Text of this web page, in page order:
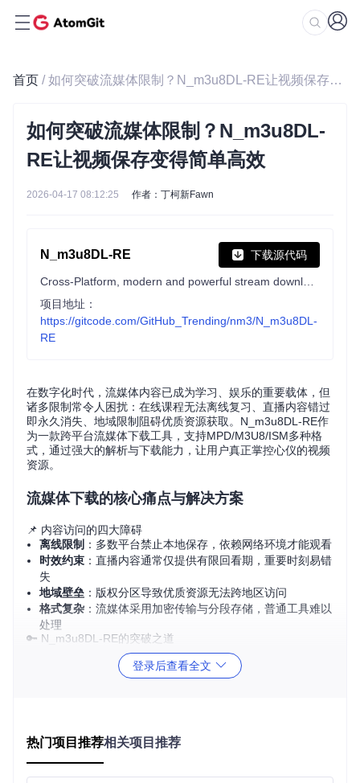
首页 / 如何突破流媒体限制？N_m3u8DL-RE让视频保存变得简单高效
如何突破流媒体限制？N_m3u8DL-
RE让视频保存变得简单高效
2026-04-17 08:12:25 作者：丁柯新Fawn
N_m3u8DL-RE 下载源代码
项目地址：
https://gitcode.com/GitHub_Trending/nm3/N_m3u8DL-
RE
在数字化时代，流媒体内容已成为学习、娱乐的重要载体，但
诸多限制常令人困扰：在线课程无法离线复习、直播内容错过
即永久消失、地域限制阻碍优质资源获取。N_m3u8DL-RE作
为一款跨平台流媒体下载工具，支持MPD/M3U8/ISM多种格
式，通过强大的解析与下载能力，让用户真正掌控心仪的视频
资源。
流媒体下载的核心痛点与解决方案
📌 内容访问的四大障碍
离线限制 ：多数平台禁止本地保存，依赖网络环境才能观看
时效约束 ：直播内容通常仅提供有限回看期，重要时刻易错
失
地域壁垒 ：版权分区导致优质资源无法跨地区访问
格式复杂 ：流媒体采用加密传输与分段存储，普通工具难以
处理
🔑 N_m3u8DL-RE的突破之道
项目通过模块化设计攻克上述难题，核心技术体现在：
五大核心功能解析
登录后查看全文
热门项目推荐相关项目推荐